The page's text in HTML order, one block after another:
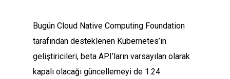
Bugün Cloud Native Computing Foundation
tarafından desteklenen Kubernetes’in
geliştiricileri, beta API’ların varsayılan olarak
kapalı olacağı güncellemeyi de 1.24